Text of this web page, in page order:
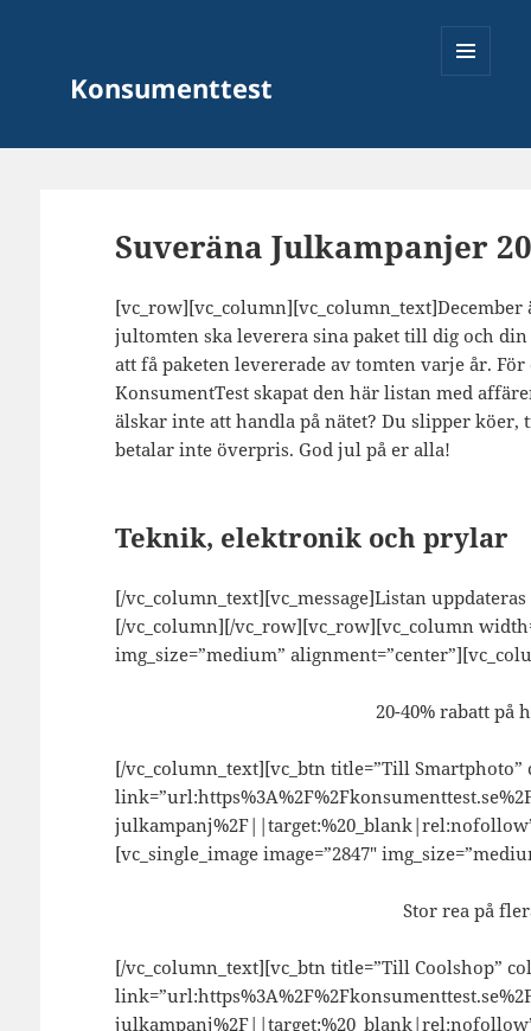
Konsumenttest
Suveräna Julkampanjer
jultomten ska leverera sina paket till dig och
att få paketen levererade av tomten varje år.
KonsumentTest skapat den här listan med
älskar inte att handla på nätet? Du slipper
betalar inte överpris. God jul på er alla!
Teknik, elektronik och prylar
[/vc_column_text][vc_message]Listan
[/vc_column][/vc_row][vc_row][vc_column
img_size=”medium”
20-40% rabatt på
[/vc_column_text][vc_btn title=”Till Smartphoto”
[vc_single_image image=”2847″
Stor rea på
[/vc_column_text][vc_btn title=”Till Coolshop”